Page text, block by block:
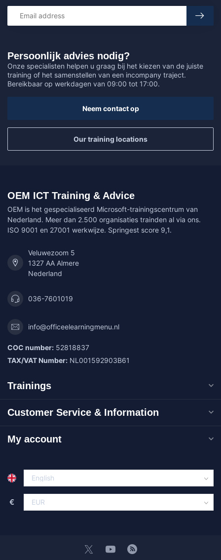
Persoonlijk advies nodig?
Onze specialisten helpen u graag bij het kiezen van de juiste
training of het samenstellen van een incompany traject.
Bereikbaar op werkdagen van 09:00 tot 17:00.
Neem contact op
Our training locations
OEM ICT Training & Advice
OEM is het gespecialiseerd Microsoft-trainingscentrum van
Nederland. Meer dan 2.500 organisaties trainden al via ons.
ISO 9001 en 27001 werkwijze. Springest score 9,1.
Veluwezoom 5
1327 AA Almere
Nederland
036-7601019
info@officeelearningmenu.nl
COC number: 52818837
TAX/VAT Number: NL001592903B61
Trainings
Customer Service & Information
My account
€